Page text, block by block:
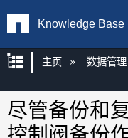
Knowledge Base
扩展/隐缩全
主页 数据管理
尽管备份和